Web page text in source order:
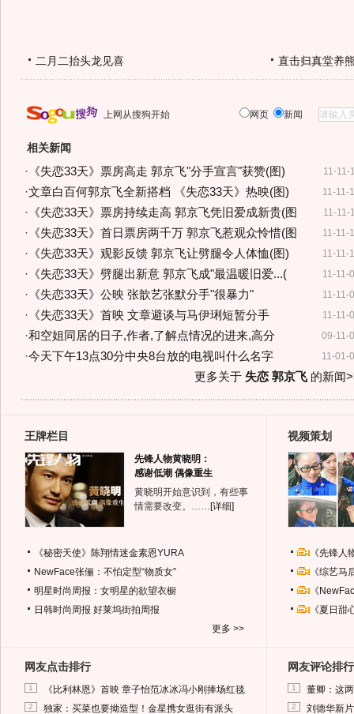
二月二抬头龙见喜 直击归真堂养
上网从搜狗开始 网页 新闻
相关新闻
11-11-
· 《失恋33天》票房高走 郭京飞"分手宣言"获赞(图)
11-11-
·文章白百何郭京飞全新搭档 《失恋33天》热映(图)
11-11-
· 《失恋33天》票房持续走高 郭京飞凭旧爱成新贵(图
11-11-
· 《失恋33天》首日票房两千万 郭京飞惹观众怜惜(图
11-11-
· 《失恋33天》观影反馈 郭京飞让劈腿令人体恤(图)
11-11-
· 《失恋33天》劈腿出新意 郭京飞成"最温暖旧爱...(
11-11-
· 《失恋33天》公映 张歆艺张默分手"很暴力"
11-11-
· 《失恋33天》首映 文章避谈与马伊琍短暂分手
09-11-
·和空姐同居的日子,作者,了解点情况的进来,高分
11-01-
·今天下午13点30分中央8台放的电视叫什么名字
更多关于 失恋 郭京飞的新闻
王牌栏目
先锋人物黄晓明：
感谢低潮 偶像重生
黄晓明开始意识到，有些事
情需要改变。…… [详细]
《秘密天使》陈翔情迷金素恩YURA
NewFace张俪：不怕定型“物质女”
明星时尚周报：女明星的欲望衣橱
日韩时尚周报 好莱坞街拍周报
更多 >>
视频策划
《先锋
《综艺
《
《夏日
网友点击排行
1 《比利林恩》首映 章子怡范冰冰冯小刚捧场红毯
2 独家：买菜也要拗造型！金星携女逛街有派头
网友评论排行
1 董卿：这
2 刘德华新